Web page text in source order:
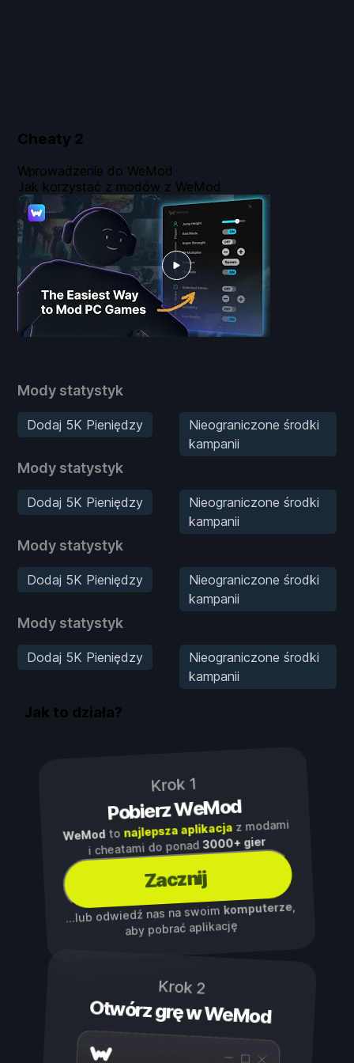
Cheaty 2
Mody statystyk
Dodaj 5K Pieniędzy
Nieograniczone środki
kampanii
Mody statystyk
Dodaj 5K Pieniędzy
Nieograniczone środki
kampanii
Mody statystyk
Dodaj 5K Pieniędzy
Nieograniczone środki
kampanii
Mody statystyk
Dodaj 5K Pieniędzy
Nieograniczone środki
kampanii
Wprowadzenie do WeMod
Jak korzystać z modów z WeMod
Jak to działa?
Krok 1
Pobierz WeMod
WeModto najlepsza aplikacjaz modami
i cheatami do ponad3000+ gier
Zacznij
...lub odwiedź nas na swoim komputerze,
aby pobrać aplikację
Krok 2
Otwórz grę w WeMod